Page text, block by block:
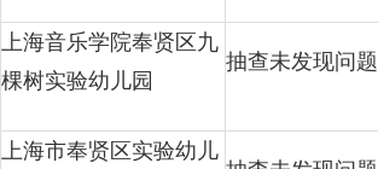
上海音乐学院奉贤区九
棵树实验幼儿园
抽查未发现问题
上海市奉贤区实验幼儿